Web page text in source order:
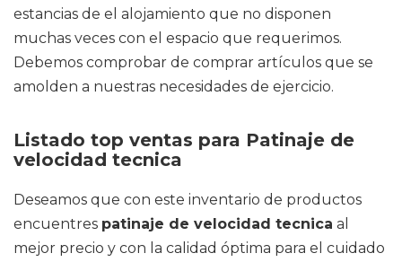
estancias de el alojamiento que no disponen
muchas veces con el espacio que requerimos.
Debemos comprobar de comprar artículos que se
amolden a nuestras necesidades de ejercicio.
Listado top ventas para Patinaje de
velocidad tecnica
Deseamos que con este inventario de productos
encuentres patinaje de velocidad tecnica al
mejor precio y con la calidad óptima para el cuidado